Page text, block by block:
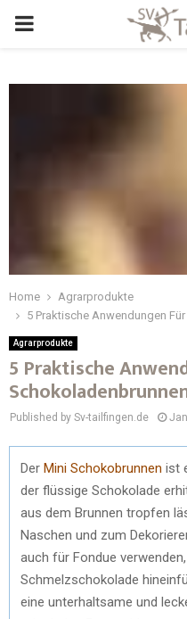
Home
Agrarprodukte
5 Praktische Anwendungen
Agrarprodukte
5 Praktische
Published by Sv-tailfingen.de
Der Mini Schokobrunnen ist
der flüssige Schokolade
aus dem Brunnen tropfen
Naschen und zum
auch für Fondue
Schmelzschokolade
eine unterhaltsame und